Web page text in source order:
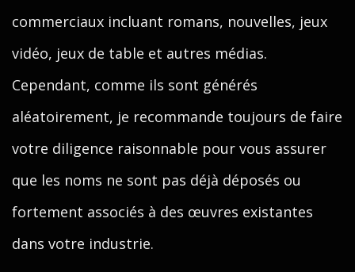
commerciaux incluant romans, nouvelles, jeux
vidéo, jeux de table et autres médias.
Cependant, comme ils sont générés
aléatoirement, je recommande toujours de faire
votre diligence raisonnable pour vous assurer
que les noms ne sont pas déjà déposés ou
fortement associés à des œuvres existantes
dans votre industrie.